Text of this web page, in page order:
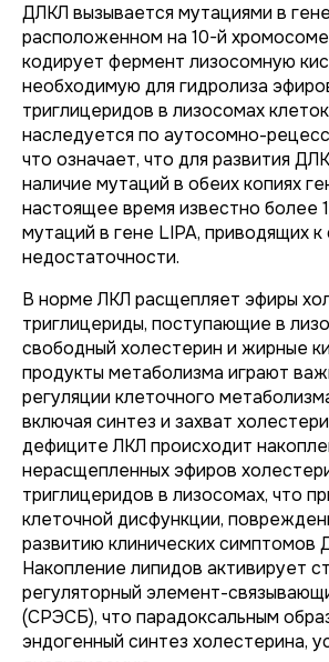
ДЛКЛ вызывается мутациями в
расположенном на 10-й
кодирует фермент лизосомную
необходимую для гидролиза
триглицеридов в лизосомах
наследуется по аутосомно-
что означает, что для развития
наличие мутаций в обеих копиях
настоящее время известно более
мутаций в гене LIPA, приводящих
недостаточности.
В норме ЛКЛ расщепляет эфиры
триглицериды, поступающие в
свободный холестерин и жирные
продукты метаболизма играют
регуляции клеточного
включая синтез и захват
дефиците ЛКЛ происходит
нерасщепленных эфиров
триглицеридов в лизосомах, что
клеточной дисфункции,
развитию клинических симптомов
Накопление липидов активирует
регуляторный элемент-
(СРЭСБ), что парадоксальным
эндогенный синтез холестерина,